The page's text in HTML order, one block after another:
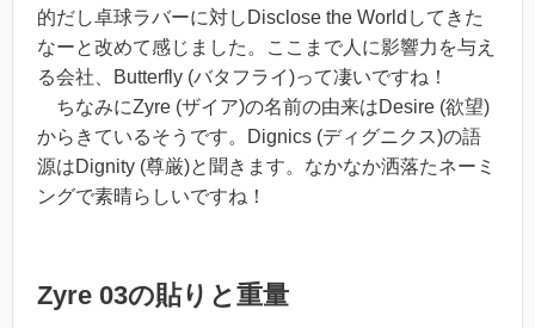
的だし卓球ラバーに対しDisclose the Worldしてきた
なーと改めて感じました。ここまで人に影響力を与え
る会社、Butterfly (バタフライ)って凄いですね！
ちなみにZyre (ザイア)の名前の由来はDesire (欲望)
からきているそうです。Dignics (ディグニクス)の語
源はDignity (尊厳)と聞きます。なかなか洒落たネーミ
ングで素晴らしいですね！
Zyre 03の貼りと重量